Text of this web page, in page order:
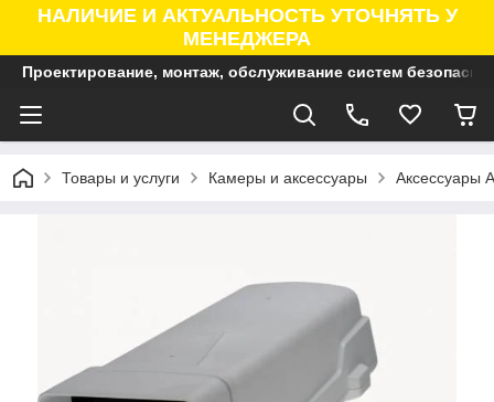
НАЛИЧИЕ И АКТУАЛЬНОСТЬ УТОЧНЯТЬ У
МЕНЕДЖЕРА
Проектирование, монтаж, обслуживание систем
Товары и услуги Камеры и аксессуары Аксессуары